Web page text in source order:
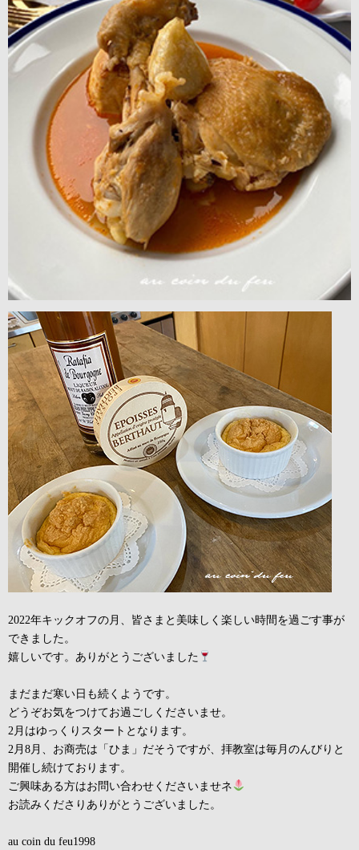
2022年キックオフの月、皆さまと美味しく楽しい時間を過ごす事が
できました。
嬉しいです。ありがとうございました
まだまだ寒い日も続くようです。
どうぞお気をつけてお過ごしくださいませ。
2月はゆっくりスタートとなります。
2月8月、お商売は「ひま」だそうですが、拝教室は毎月のんびりと
開催し続けております。
ご興味ある方はお問い合わせくださいませネ
お読みくださりありがとうございました。
au coin du feu1998